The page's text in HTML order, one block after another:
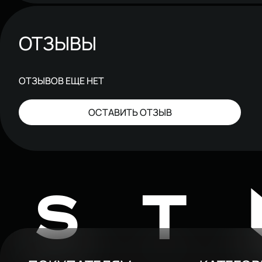
ОТЗЫВЫ
ОТЗЫВОВ ЕЩЕ НЕТ
ОСТАВИТЬ ОТЗЫВ
ST